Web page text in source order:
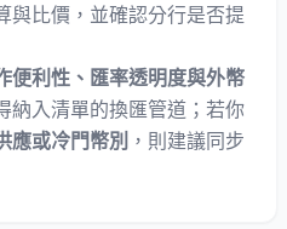
與比價，並確認分行是否提
便利性、匯率透明度與外幣
納入清單的換匯管道；若你
應或冷門幣別 ，則建議同步